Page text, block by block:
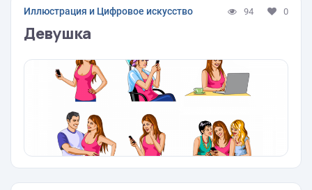
Иллюстрация и Цифровое искусство 94 0
Девушка